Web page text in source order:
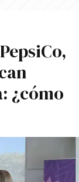
¿cómo